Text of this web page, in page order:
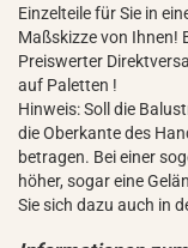
Einzelteile für Sie in
Maßskizze von Ihnen!
Preiswerter
auf Paletten !
Hinweis: Soll die
die Oberkante des
betragen. Bei einer
höher, sogar eine
Sie sich dazu auch in